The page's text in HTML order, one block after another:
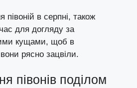
півоній в серпні, також
для догляду за
кущами, щоб в
рясно зацвіли.
півонів поділом